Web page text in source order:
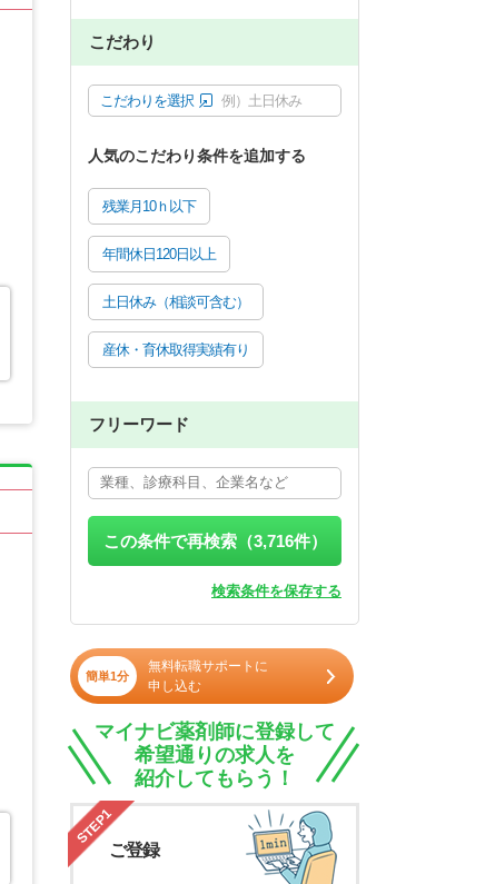
こだわり
こだわりを選択 例）土日休み
人気のこだわり条件を追加する
残業月10ｈ以下
年間休日120日以上
土日休み（相談可含む）
産休・育休取得実績有り
フリーワード
この条件で再検索（3,716件）
検索条件を保存する
簡単1分
無料転職サポートに
申し込む
マイナビ薬剤師に登録して
希望通りの求人を
紹介してもらう！
STEP1
ご登録